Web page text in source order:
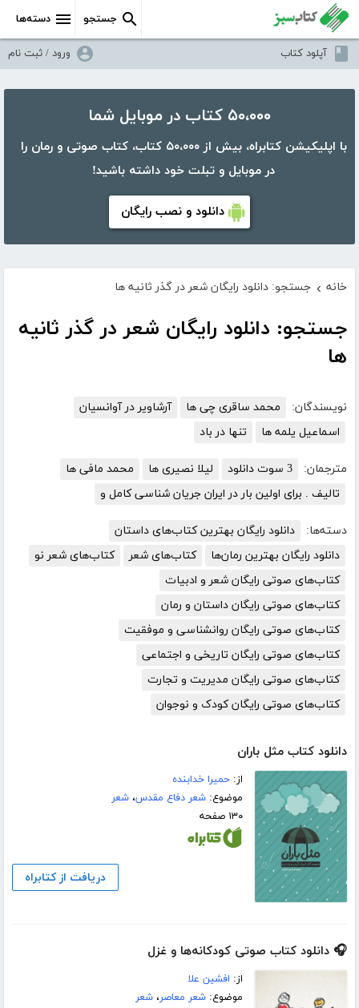
دسته‌ها جستجو
آپلود کتاب ورود / ثبت نام
۵۰،۰۰۰ کتاب در موبایل شما
با اپلیکیشن کتابراه، بیش از ۵۰،۰۰۰ کتاب، کتاب صوتی و رمان را
در موبایل و تبلت خود داشته باشید!
دانلود و نصب رایگان
خانه › جستجو: دانلود رایگان شعر در گذر ثانیه ها
جستجو: دانلود رایگان شعر در گذر ثانیه
ها
نویسندگان: محمد ساقری چی ها
آرشاویر در آوانسیان
اسماعیل یلمه ها
تنها در باد
مترجمان: 3 سوت دانلود لیلا نصیری ها
محمد مافی ها
تالیف . برای اولین بار در ایران جریان شناسی کامل و
دسته‌ها:
دانلود رایگان بهترین کتاب‌های داستان
دانلود رایگان بهترین رمان‌ها
کتاب‌های شعر
کتاب‌های شعر نو
کتاب‌های صوتی رایگان شعر و ادبیات
کتاب‌های صوتی رایگان داستان و رمان
کتاب‌های صوتی رایگان روانشناسی و موفقیت
کتاب‌های صوتی رایگان تاریخی و اجتماعی
کتاب‌های صوتی رایگان مدیریت و تجارت
کتاب‌های صوتی رایگان کودک و نوجوان
دانلود کتاب مثل باران
از:حمیرا خدابنده
موضوع:شعر دفاع مقدس،شعر
۱۳۰ صفحه
دریافت از کتابراه
🎧 دانلود کتاب صوتی کودکانه‌ها و غزل
از: افشین علا
موضوع:شعر معاصر،شعر